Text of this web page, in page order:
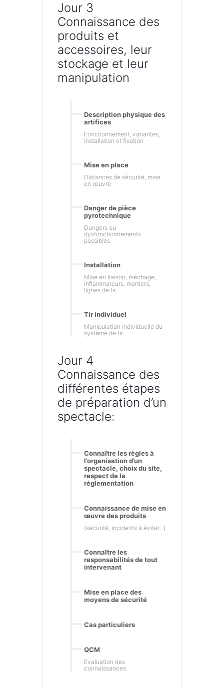
Jour 3
Connaissance des
produits et
accessoires, leur
stockage et leur
manipulation
Description physique des
artifices
Fonctionnement, variantes,
installation et fixation
Mise en place
Distances de sécurité, mise
en œuvre
Danger de pièce
pyrotechnique
Dangers ou
dysfonctionnements
possibles
Installation
Mise en liaison, méchage,
inflammateurs, mortiers,
lignes de tir...
Tir individuel
Manipulation individuelle du
système de tir
Jour 4
Connaissance des
différentes étapes
de préparation d’un
spectacle:
Connaître les règles à
l’organisation d’un
spectacle, choix du site,
respect de la
réglementation
Connaissance de mise en
œuvre des produits
(sécurité, incidents à éviter...)
Connaître les
responsabilités de tout
intervenant
Mise en place des
moyens de sécurité
Cas particuliers
QCM
Evaluation des
connaissances